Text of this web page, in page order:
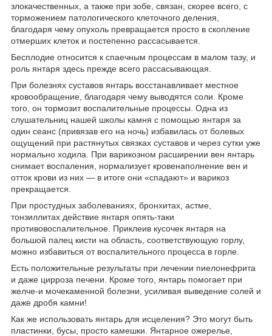
злокачественных, а также при зобе, связан, скорее всего, с
торможением патологического клеточного деления,
благодаря чему опухоль превращается просто в скопление
отмерших клеток и постепенно рассасывается.
Бесплодие относится к спаечным процессам в малом тазу, и
роль янтаря здесь прежде всего рассасывающая.
При болезнях суставов янтарь восстанавливает местное
кровообращение, благодаря чему выводятся соли. Кроме
того, он тормозит воспалительные процессы. Одна из
слушательниц нашей школы камня с помощью янтаря за
один сеанс (привязав его на ночь) избавилась от болевых
ощущений при растянутых связках суставов и через сутки уже
нормально ходила. При варикозном расширении вен янтарь
снимает воспаления, нормализует кровенаполнение вен и
отток крови из них — в итоге они «спадают» и варикоз
прекращается.
При простудных заболеваниях, бронхитах, астме,
тонзиллитах действие янтаря опять-таки
противовоспалительное. Приклеив кусочек янтаря на
большой палец кисти на область, соответствующую горлу,
можно избавиться от воспалительного процесса в горле.
Есть положительные результаты при лечении пиелонефрита
и даже цирроза печени. Кроме того, янтарь помогает при
желче-и мочекаменной болезни, усиливая выведение солей и
даже дробя камни!
Как же использовать янтарь для исцеления? Это могут быть
пластинки, бусы, просто камешки. Янтарное ожерелье,